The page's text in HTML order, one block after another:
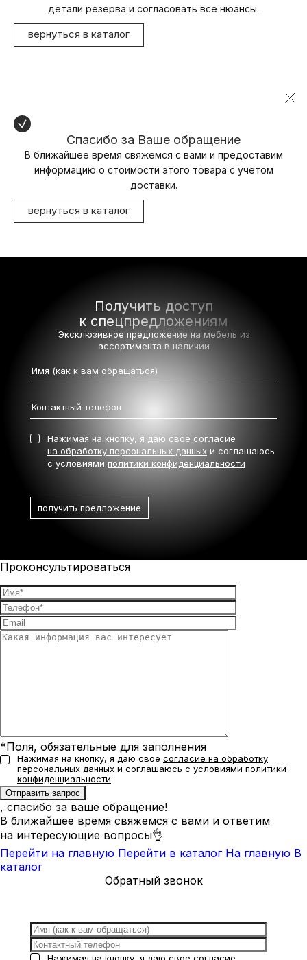
детали резерва и согласовать все нюансы.
вернуться в каталог
Спасибо за Ваше обращение
В ближайшее время свяжемся с вами и предоставим
информацию о стоимости этого товара с учетом
доставки.
вернуться в каталог
Получить доступ
к спецпредложениям
Эксклюзивное предложение на мебель из
ассортимента в наличии
Нажимая на кнопку, я даю свое согласие
на обработку персональных данных и соглашаюсь
с условиями политики конфиденциальности
Проконсультироваться
*Поля, обязательные для заполнения
Нажимая на кнопку, я даю свое согласие на обработку
персональных данных и соглашаюсь с условиями политики
конфиденциальности
, спасибо за ваше обращение!
В ближайшее время свяжемся с вами и ответим
на интересующие вопросы👌
Перейти на главную Перейти в каталог На главную В
каталог
Обратный звонок
Нажимая на кнопку, я даю свое согласие